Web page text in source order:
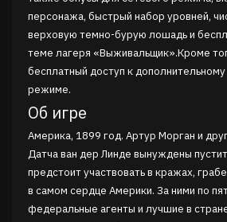
персонажа, быстрый набор уровней,
верховую темно-бурую лошадь и
теме лагеря «Выживальщик».Кроме
бесплатный доступ к
режиме.
Об игре
Америка, 1899 год. Артур Морган и
Датча ван дер Линде вынуждены
предстоит участвовать в кражах,
в самом сердце Америки. За ними по
федеральные агенты и лучшие в